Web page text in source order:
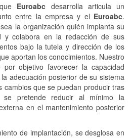
Euroabc desarrolla articula un
entre la empresa y el Euroabc.
la organización quién implanta su
y colabora en la redacción de sus
bajo la tutela y dirección de los
aportan los conocimientos. Nuestro
objetivo favorecer la capacidad
adecuación posterior de su sistema
cambios que se puedan producir tras
se pretende reducir al mínimo la
en el mantenimiento posterior
de implantación, se desglosa en